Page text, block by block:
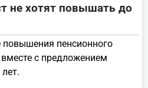
не хотят повышать до
повышения пенсионного
с предложением